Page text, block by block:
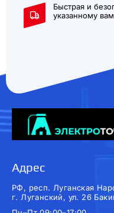
Быстрая и
указанному
Адрес
РФ, респ. Луганская
г. Луганский, ул. 26